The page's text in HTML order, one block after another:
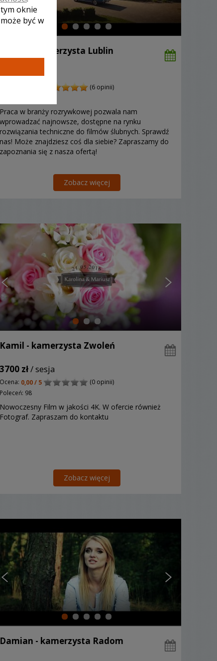
Robert - kamerzysta Lublin
3000 zł/ sesja
(6 opinii)
Praca w branży rozrywkowej pozwala nam
wprowadzać najnowsze, dostępne na rynku
rozwiązania techniczne do filmów ślubnych. Sprawdź
nas! Może znajdziesz coś dla siebie? Zapraszamy do
zapoznania się z nasza ofertą!
Zobacz więcej
Kamil - kamerzysta Zwoleń
3700 zł/ sesja
Ocena: 0,00 / 5
(0 opinii)
Poleceń: 98
Nowoczesny Film w jakości 4K. W ofercie również
Fotograf. Zapraszam do kontaktu
Zobacz więcej
Damian - kamerzysta Radom
oknie
być w